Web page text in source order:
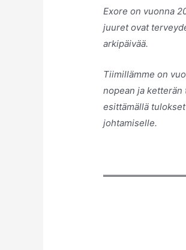
Exore on vuonna
juuret ovat
arkipäivää.
Tiimillämme on
nopean ja
esittämällä
johtamiselle.